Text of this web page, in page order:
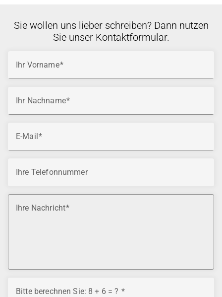
Sie wollen uns lieber schreiben? Dann nutzen
Sie unser Kontaktformular.
Ihr Vorname
Ihr Nachname
E-Mail
Ihre Telefonnummer
Ihre Nachricht
Bitte berechnen Sie: 8 + 6 = ?